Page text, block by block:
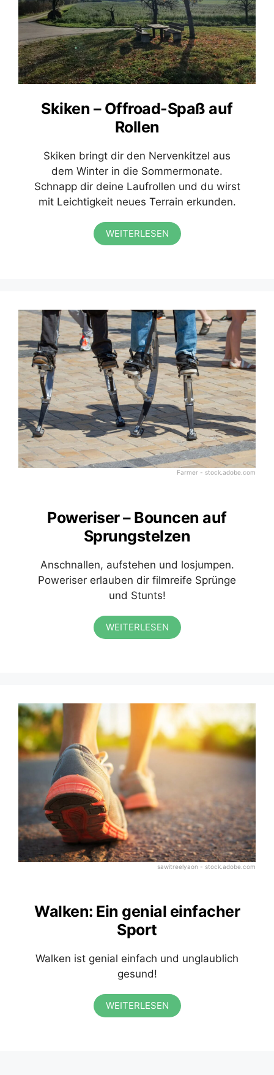
Skiken – Offroad-Spaß auf
Rollen
Skiken bringt dir den Nervenkitzel aus
dem Winter in die Sommermonate.
Schnapp dir deine Laufrollen und du wirst
mit Leichtigkeit neues Terrain erkunden.
WEITERLESEN
Farmer - stock.adobe.com
Poweriser – Bouncen auf
Sprungstelzen
Anschnallen, aufstehen und losjumpen.
Poweriser erlauben dir filmreife Sprünge
und Stunts!
WEITERLESEN
sawitreelyaon - stock.adobe.com
Walken: Ein genial einfacher
Sport
Walken ist genial einfach und unglaublich
gesund!
WEITERLESEN